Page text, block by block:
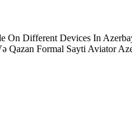
On Different Devices In
Qazan Formal Sayti Aviator